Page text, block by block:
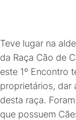
Teve lugar na
da Raça Cão de
este 1º Encontro
proprietários, dar
desta raça.
que possuem